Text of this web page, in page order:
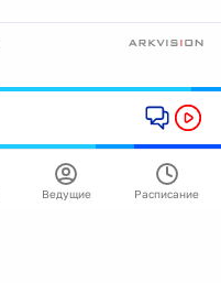
Ведущие Расписание